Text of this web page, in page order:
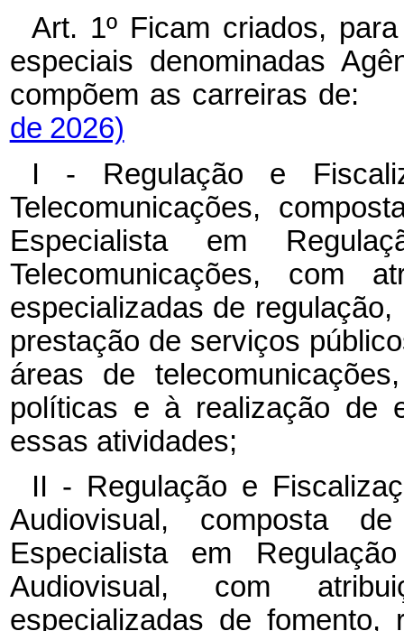
Art. 1º Ficam criados,
especiais denominadas
compõem as carreiras
de 2026)
I - Regulação e
Telecomunicações,
Especialista em
Telecomunicações, com
especializadas de
prestação de serviços
áreas de
políticas e à realização de
essas atividades;
II - Regulação e
Audiovisual, composta
Especialista em
Audiovisual, com
especializadas de fomento,